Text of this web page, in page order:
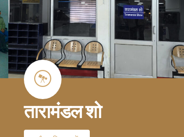
तारामंडल शो